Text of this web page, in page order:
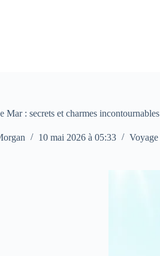
Mar : secrets et charmes incontournables
10 mai 2026 à 05:33 Voyage